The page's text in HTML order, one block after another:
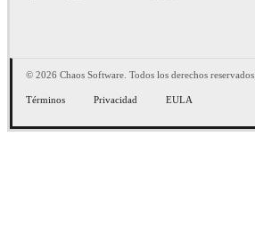
© 2026 Chaos Software. Todos los derechos reservados.
Términos Privacidad EULA